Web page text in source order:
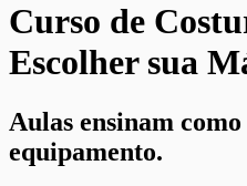
Curso de
Escolher sua
Aulas ensinam
equipamento.